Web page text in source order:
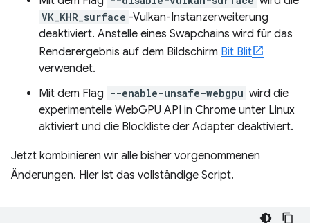
VK_KHR_surface -Vulkan-Instanzerweiterung
deaktiviert. Anstelle eines Swapchains wird für das
Renderergebnis auf dem Bildschirm Bit Blit
verwendet.
Mit dem Flag --enable-unsafe-webgpu wird die
experimentelle WebGPU API in Chrome unter Linux
aktiviert und die Blockliste der Adapter deaktiviert.
Jetzt kombinieren wir alle bisher vorgenommenen
Änderungen. Hier ist das vollständige Script.